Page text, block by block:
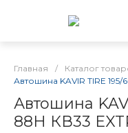
Главная / Каталог
Автошина KAVIR TIRE 195/
Автошина
88H КВ33